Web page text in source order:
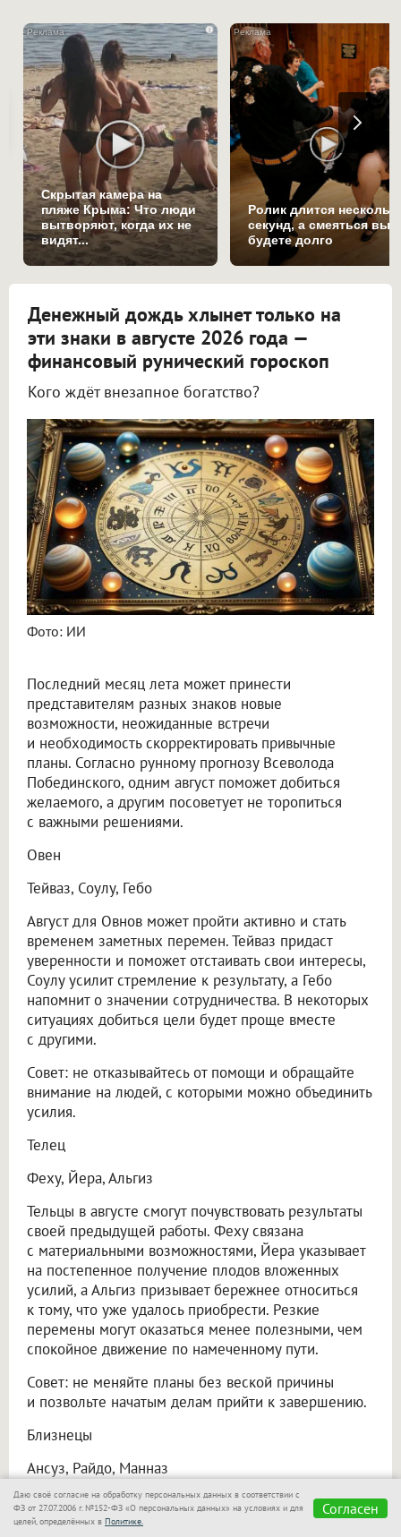
i
Скрытая камера на
пляже Крыма: Что люди
вытворяют, когда их не
видят...
Ролик длится
секунд, а смеяться вы
будете долго
Денежный дождь хлынет только на
эти знаки в августе 2026 года —
финансовый рунический гороскоп
Кого ждёт внезапное богатство?
Фото: ИИ
Последний месяц лета может принести
представителям разных знаков новые
возможности, неожиданные встречи
и необходимость скорректировать привычные
планы. Согласно рунному прогнозу Всеволода
Побединского, одним август поможет добиться
желаемого, а другим посоветует не торопиться
с важными решениями.
Овен
Тейваз, Соулу, Гебо
Август для Овнов может пройти активно и стать
временем заметных перемен. Тейваз придаст
уверенности и поможет отстаивать свои интересы,
Соулу усилит стремление к результату, а Гебо
напомнит о значении сотрудничества. В некоторых
ситуациях добиться цели будет проще вместе
с другими.
Совет: не отказывайтесь от помощи и обращайте
внимание на людей, с которыми можно объединить
усилия.
Телец
Феху, Йера, Альгиз
Тельцы в августе смогут почувствовать результаты
своей предыдущей работы. Феху связана
с материальными возможностями, Йера указывает
на постепенное получение плодов вложенных
усилий, а Альгиз призывает бережнее относиться
к тому, что уже удалось приобрести. Резкие
перемены могут оказаться менее полезными, чем
спокойное движение по намеченному пути.
Совет: не меняйте планы без веской причины
и позвольте начатым делам прийти к завершению.
Близнецы
Ансуз, Райдо, Манназ
Август обещает Близнецам много общения. Новые
знакомства, переговоры и неожиданные
новости
Даю своё согласие на обработку персональных данных в соответствии с
ФЗ от 27.07.2006 г. №152-ФЗ «О персональных данных» на условиях и для
целей, определённых в Политике.
Согласен